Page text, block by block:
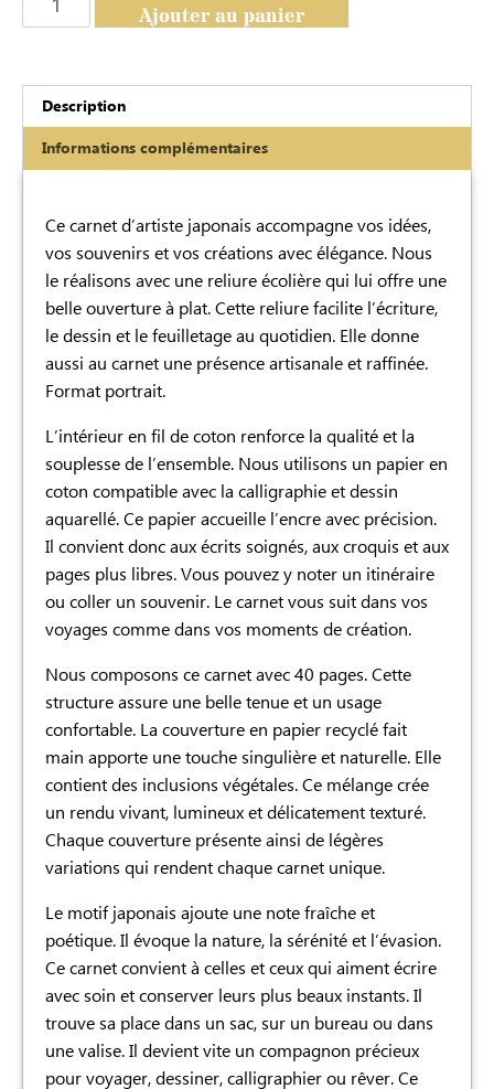
Ajouter au panier
Description
Informations complémentaires
Ce carnet d’artiste japonais accompagne vos idées,
vos souvenirs et vos créations avec élégance. Nous
le réalisons avec une reliure écolière qui lui offre une
belle ouverture à plat. Cette reliure facilite l’écriture,
le dessin et le feuilletage au quotidien. Elle donne
aussi au carnet une présence artisanale et raffinée.
Format portrait.
L’intérieur en fil de coton renforce la qualité et la
souplesse de l’ensemble. Nous utilisons un papier en
coton compatible avec la calligraphie et dessin
aquarellé. Ce papier accueille l’encre avec précision.
Il convient donc aux écrits soignés, aux croquis et aux
pages plus libres. Vous pouvez y noter un itinéraire
ou coller un souvenir. Le carnet vous suit dans vos
voyages comme dans vos moments de création.
Nous composons ce carnet avec 40 pages. Cette
structure assure une belle tenue et un usage
confortable. La couverture en papier recyclé fait
main apporte une touche singulière et naturelle. Elle
contient des inclusions végétales. Ce mélange crée
un rendu vivant, lumineux et délicatement texturé.
Chaque couverture présente ainsi de légères
variations qui rendent chaque carnet unique.
Le motif japonais ajoute une note fraîche et
poétique. Il évoque la nature, la sérénité et l’évasion.
Ce carnet convient à celles et ceux qui aiment écrire
avec soin et conserver leurs plus beaux instants. Il
trouve sa place dans un sac, sur un bureau ou dans
une valise. Il devient vite un compagnon précieux
pour voyager, dessiner, calligraphier ou rêver. Ce